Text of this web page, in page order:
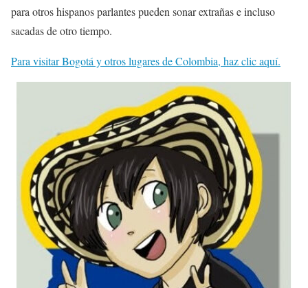
para otros hispanos parlantes pueden sonar extrañas e incluso
sacadas de otro tiempo.
Para visitar Bogotá y otros lugares de Colombia, haz clic aquí.